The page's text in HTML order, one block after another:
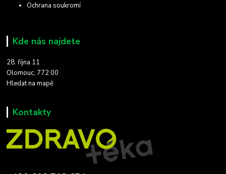
Ochrana soukromí
Kde nás najdete
28. října 11
Olomouc, 772 00
Hledat na mapě
Kontakty